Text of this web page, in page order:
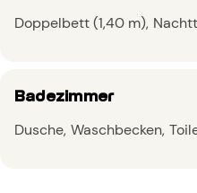
Doppelbett (1,40 m)
Badezimmer
Dusche Waschbecken